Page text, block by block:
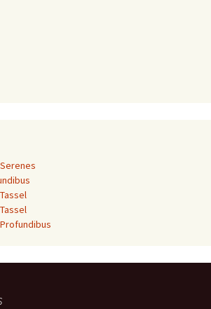
Serenes
Tassel
Tassel
Profundibus